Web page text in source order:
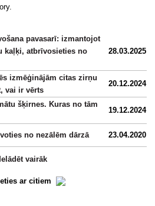
pavasarī: izmantojot
kaļķi, atbrīvosieties no
28.03.2025
izmēģinājām citas zirņu
vai ir vērts
20.12.2024
šķirnes. Kuras no tām
19.12.2024
no nezālēm dārzā 23.04.2020
Ielādēt vairāk
ar citiem